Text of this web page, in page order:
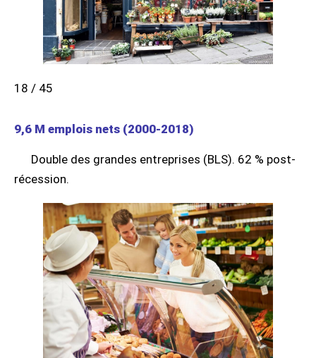
18 / 45
9,6 M emplois nets (2000-2018)
Double des grandes entreprises (BLS). 62 % post-
récession.